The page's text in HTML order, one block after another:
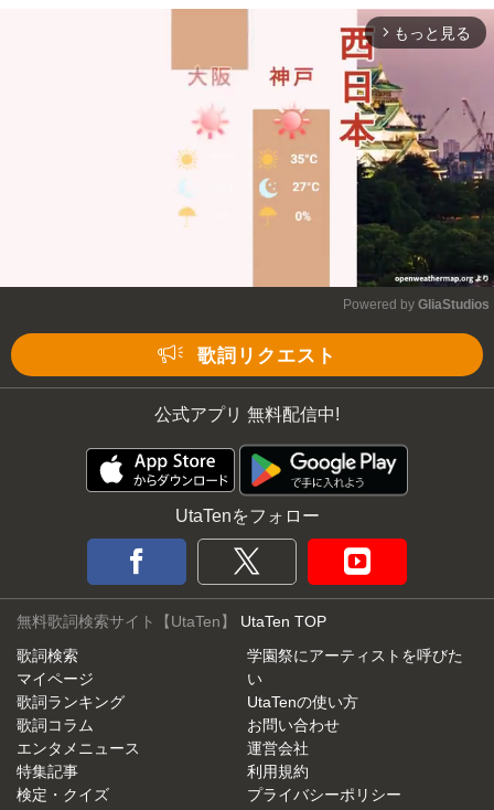
arrow_forward_ios もっと見る
Powered by GliaStudios
歌詞リクエスト
公式アプリ 無料配信中!
UtaTenをフォロー
無料歌詞検索サイト【UtaTen】 UtaTen TOP
歌詞検索
マイページ
歌詞ランキング
歌詞コラム
エンタメニュース
特集記事
検定・クイズ
学園祭にアーティストを呼びた
い
UtaTenの使い方
お問い合わせ
運営会社
利用規約
プライバシーポリシー